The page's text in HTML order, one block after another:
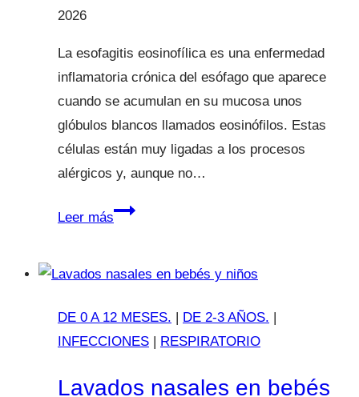
2026
La esofagitis eosinofílica es una enfermedad
inflamatoria crónica del esófago que aparece
cuando se acumulan en su mucosa unos
glóbulos blancos llamados eosinófilos. Estas
células están muy ligadas a los procesos
alérgicos y, aunque no…
Leer másEsofagitis
DE 0 A 12 MESES. | DE 2-3 AÑOS. |
INFECCIONES | RESPIRATORIO
Lavados nasales en bebés